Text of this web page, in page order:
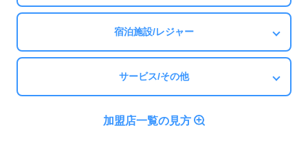
宿泊施設/レジャー
サービス/その他
加盟店一覧の見方